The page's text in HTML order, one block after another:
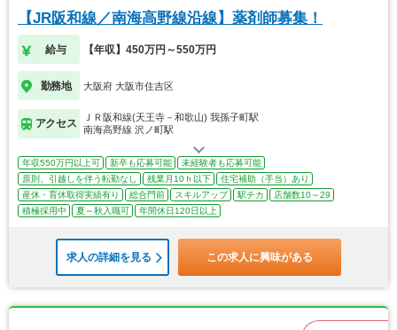
【JR阪和線／南海高野線沿線】薬剤師募集！
給与 【年収】450万円～550万円
勤務地 大阪府 大阪市住吉区
アクセス
ＪＲ阪和線(天王寺－和歌山) 我孫子町駅
南海高野線 沢ノ町駅
年収550万円以上可 新卒も応募可能
未経験者も応募可能
原則、引越しを伴う転勤なし
残業月10ｈ以下
住宅補助（手当）あり
産休・育休取得実績有り
総合門前 スキルアップ 駅チカ
店舗数10～29
積極採用中
夏～秋入職可 年間休日120日以上
求人の詳細を見る この求人に興味がある